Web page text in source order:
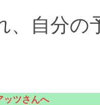
、自分の
ッツさんへ